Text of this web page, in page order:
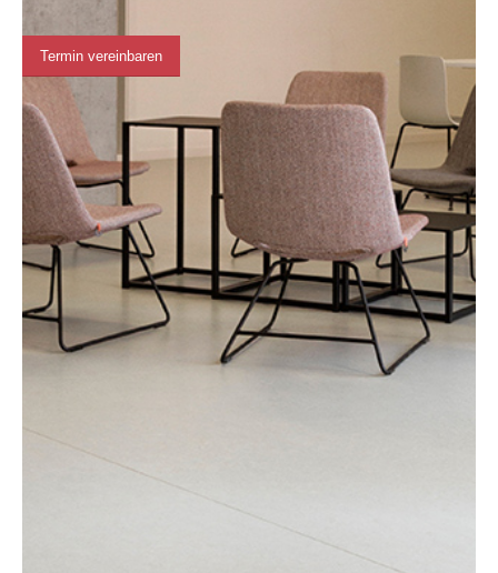
Termin vereinbaren